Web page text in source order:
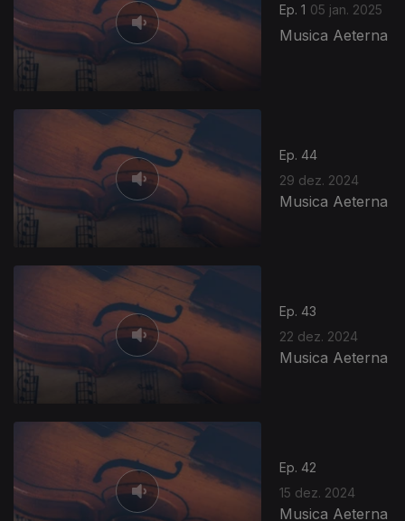
Ep. 1 05 jan. 2025
Musica Aeterna
Ep. 44
29 dez. 2024
Musica Aeterna
Ep. 43
22 dez. 2024
Musica Aeterna
Ep. 42
15 dez. 2024
Musica Aeterna